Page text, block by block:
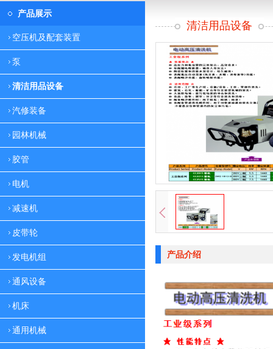
产品展示
空压机及配套装置
泵
清洁用品设备
汽修装备
园林机械
胶管
电机
减速机
皮带轮
发电机组
通风设备
机床
通用机械
清洁用品设备
产品介绍